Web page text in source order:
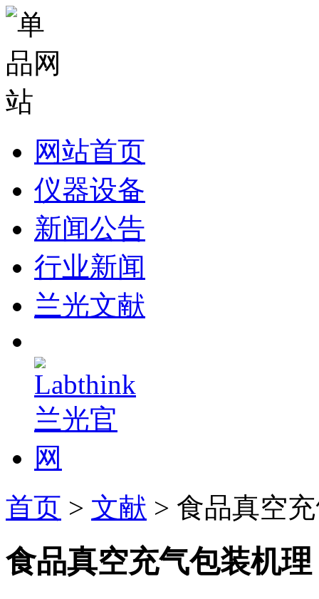
网站首页
仪器设备
新闻公告
行业新闻
兰光文献
首页 > 文献 > 食品真空
食品真空充气包装机理